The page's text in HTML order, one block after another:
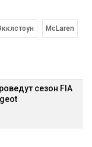
McLaren
сезон FIA